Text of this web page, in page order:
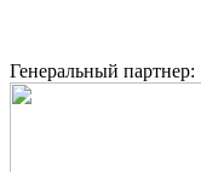
Генеральный партнер: